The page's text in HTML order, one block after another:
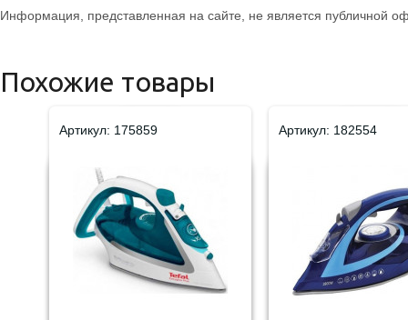
Информация, представленная на сайте, не является публичной
Похожие товары
Артикул: 175859 Артикул: 182554